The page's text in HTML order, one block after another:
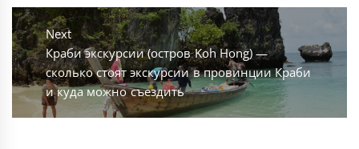
Next
Next
post:
Краби экскурсии (остров Koh Hong) —
сколько стоят экскурсии в провинции Краби
и куда можно съездить